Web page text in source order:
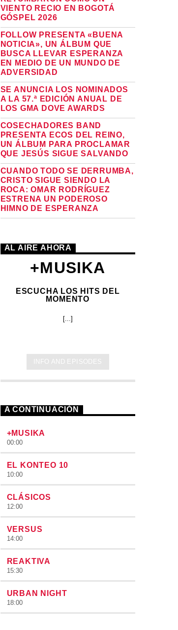
VIENTO RECIO EN BOGOTÁ
GÓSPEL 2026
FOLLOW PRESENTA «BUENA
NOTICIA», UN ÁLBUM QUE
BUSCA LLEVAR ESPERANZA
EN MEDIO DE UN MUNDO DE
ADVERSIDAD
SE ANUNCIA LOS NOMINADOS
A LA 57.ª EDICIÓN ANUAL DE
LOS GMA DOVE AWARDS
COSECHADORES BAND
PRESENTA ECOS DEL REINO,
UN ÁLBUM PARA PROCLAMAR
QUE JESÚS SIGUE SALVANDO
CUANDO TODO SE DERRUMBA,
CRISTO SIGUE SIENDO LA
ROCA: OMAR RODRÍGUEZ
ESTRENA UN PODEROSO
HIMNO DE ESPERANZA
AL AIRE AHORA
+MUSIKA
ESCUCHA LOS HITS DEL
MOMENTO
[...]
INFO AND EPISODES
A CONTINUACIÓN
+MUSIKA
00:00
EL KONTEO 10
10:00
CLÁSICOS
12:00
VERSUS
14:00
REAKTIVA
15:30
URBAN NIGHT
18:00